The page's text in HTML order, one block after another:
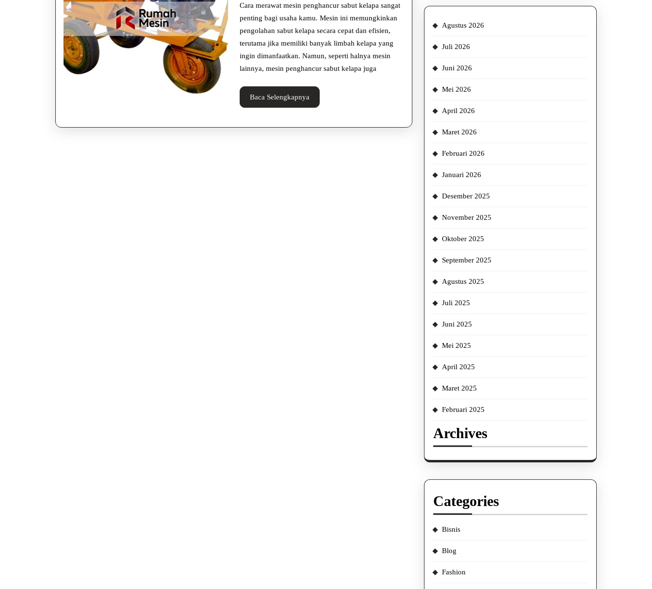
Sabut
Kelapa
Supaya
Cara merawat mesin penghancur sabut kelapa sangat
penting bagi usaha kamu. Mesin ini memungkinkan
pengolahan sabut kelapa secara cepat dan efisien,
terutama jika memiliki banyak limbah kelapa yang
ingin dimanfaatkan. Namun, seperti halnya mesin
lainnya, mesin penghancur sabut kelapa juga
Baca Selengkapnya
Selengkapnya
Agustus 2026
Juli 2026
Juni 2026
Mei 2026
April 2026
Maret 2026
Februari 2026
Januari 2026
Desember 2025
November 2025
Oktober 2025
September 2025
Agustus 2025
Juli 2025
Juni 2025
Mei 2025
April 2025
Maret 2025
Februari 2025
Archives
Categories
Bisnis
Blog
Fashion